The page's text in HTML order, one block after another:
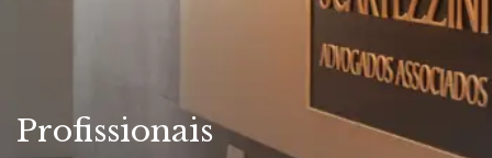
Profissionais